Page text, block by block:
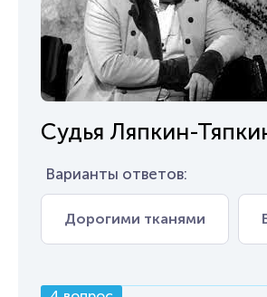
Судья Ляпкин-
Варианты ответов:
Дорогими тканями